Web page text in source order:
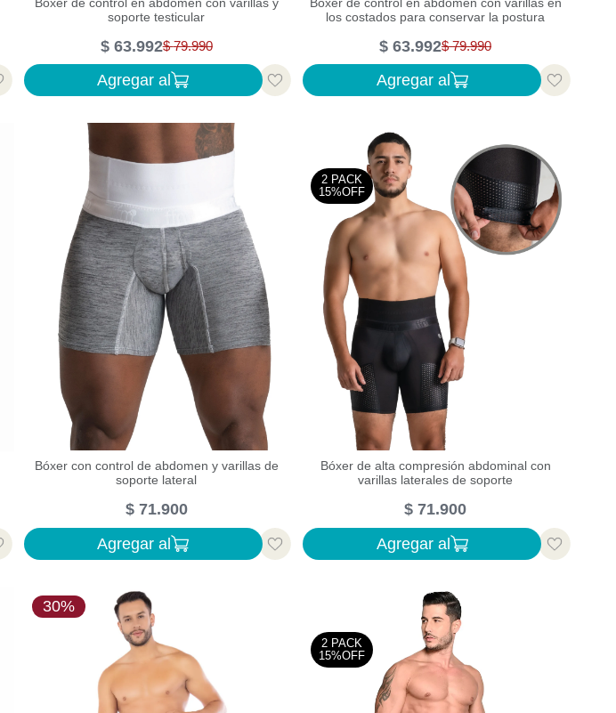
soporte testicular
$ 79.990
$ 63.992
Agregar al
los costados para conservar la postura
$ 79.990
$ 63.992
Agregar al
Bóxer con control de abdomen y varillas de
soporte lateral
$ 71.900
Agregar al
2 PACK
15%OFF
Bóxer de alta compresión abdominal con
varillas laterales de soporte
$ 71.900
Agregar al
30%
2 PACK
15%OFF